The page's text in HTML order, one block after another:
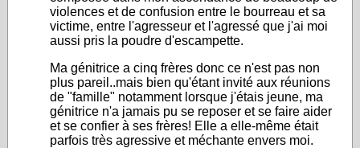
violences et de confusion entre le bourreau et sa
victime, entre l'agresseur et l'agressé que j'ai moi
aussi pris la poudre d'escampette.
Ma génitrice a cinq frères donc ce n'est pas non
plus pareil..mais bien qu'étant invité aux réunions
de "famille" notamment lorsque j'étais jeune, ma
génitrice n'a jamais pu se reposer et se faire aider
et se confier à ses frères! Elle a elle-même était
parfois très agressive et méchante envers moi.